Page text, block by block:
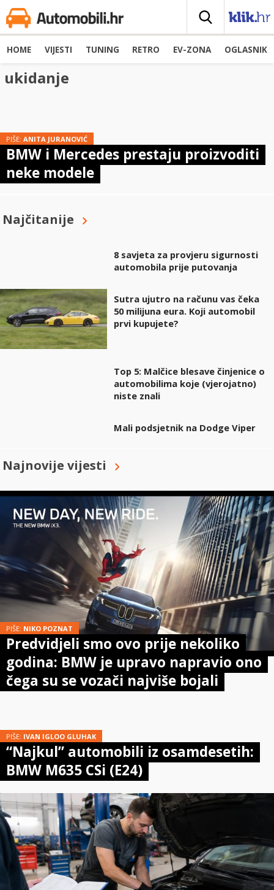
HOME VIJESTI TUNING RETRO EV-ZONA OGLASNIK
ukidanje
PIŠE: ANITA JURANOVIĆ
BMW i Mercedes prestaju proizvoditi
neke modele
Najčitanije
8 savjeta za provjeru sigurnosti
automobila prije putovanja
Sutra ujutro na računu vas čeka
50 milijuna eura. Koji automobil
prvi kupujete?
Top 5: Malčice blesave činjenice o
automobilima koje (vjerojatno)
niste znali
Mali podsjetnik na Dodge Viper
Najnovije vijesti
PIŠE: NIKO POZNAT
Predvidjeli smo ovo prije nekoliko
godina: BMW je upravo napravio ono
čega su se vozači najviše bojali
PIŠE: IVAN IGLOO GLUHAK
“Najkul” automobili iz osamdesetih:
BMW M635 CSi (E24)